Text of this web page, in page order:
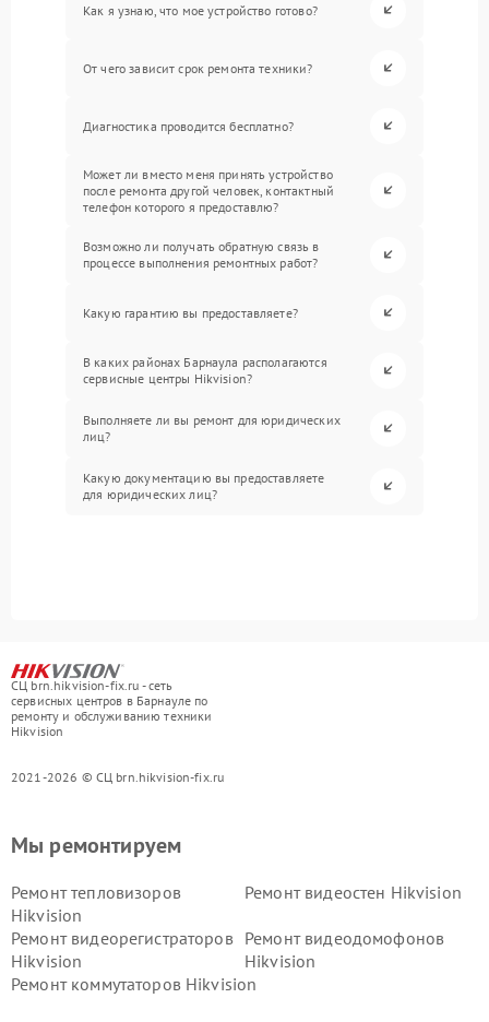
Как я узнаю, что мое устройство готово?
От чего зависит срок ремонта техники?
Диагностика проводится бесплатно?
Может ли вместо меня принять устройство
после ремонта другой человек, контактный
телефон которого я предоставлю?
Возможно ли получать обратную связь в
процессе выполнения ремонтных работ?
Какую гарантию вы предоставляете?
В каких районах Барнаула располагаются
сервисные центры Hikvision?
Выполняете ли вы ремонт для юридических
лиц?
Какую документацию вы предоставляете
для юридических лиц?
СЦ brn.hikvision-fix.ru - сеть
сервисных центров в Барнауле по
ремонту и обслуживанию техники
Hikvision
2021-2026 © СЦ brn.hikvision-fix.ru
Мы ремонтируем
Ремонт тепловизоров
Hikvision
Ремонт видеостен Hikvision
Ремонт видеорегистраторов
Hikvision
Ремонт видеодомофонов
Hikvision
Ремонт коммутаторов Hikvision